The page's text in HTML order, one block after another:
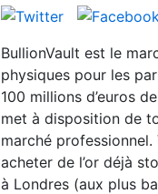
BullionVault est le
physiques pour les
100 millions d’euros
met à disposition de
marché professionnel.
acheter de l’or déjà
à Londres (aux plus